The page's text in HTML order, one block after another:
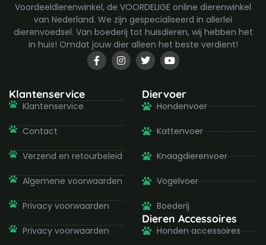
Voordeeldierenwinkel, de VOORDELIGE online dierenwinkel
van Nederland. We zijn gespecialiseerd in allerlei
dierenvoedsel. Van boederij tot huisdieren, wij hebben het
in huis! Omdat jouw dier alleen het beste verdient!
F
a
c
o
I
n
s
g
T
w
i
t
e
r
Y
o
u
u
b
e
Klantenservice
Klantenservice
Contact
Verzend en retourbeleid
Algemene voorwaarden
Privacy voorwaarden
Privacy voorwaarden
Diervoer
Hondenvoer
Kattenvoer
Knaagdierenvoer
Vogelvoer
Boederij
Dieren Accessoires
Honden accessoires